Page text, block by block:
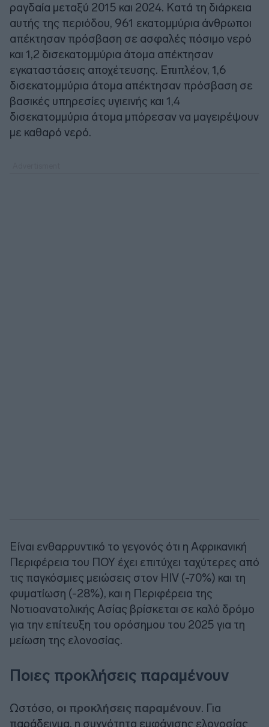
ραγδαία μεταξύ 2015 και 2024. Κατά τη διάρκεια
αυτής της περιόδου, 961 εκατομμύρια άνθρωποι
απέκτησαν πρόσβαση σε ασφαλές πόσιμο νερό
και 1,2 δισεκατομμύρια άτομα απέκτησαν
εγκαταστάσεις αποχέτευσης. Επιπλέον, 1,6
δισεκατομμύρια άτομα απέκτησαν πρόσβαση σε
βασικές υπηρεσίες υγιεινής και 1,4
δισεκατομμύρια άτομα μπόρεσαν να μαγειρέψουν
με καθαρό νερό.
Είναι ενθαρρυντικό το γεγονός ότι η Αφρικανική
Περιφέρεια του ΠΟΥ έχει επιτύχει ταχύτερες από
τις παγκόσμιες μειώσεις στον HIV (-70%) και τη
φυματίωση (-28%), και η Περιφέρεια της
Νοτιοανατολικής Ασίας βρίσκεται σε καλό δρόμο
για την επίτευξη του ορόσημου του 2025 για τη
μείωση της ελονοσίας.
Ποιες προκλήσεις παραμένουν
Ωστόσο, οι προκλήσεις παραμένουν. Για
παράδειγμα, η συχνότητα εμφάνισης ελονοσίας